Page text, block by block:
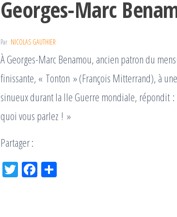
Georges-Marc
Par NICOLAS GAUTHIER
À Georges-Marc Benamou, ancien patron du
finissante, « Tonton » (François Mitterrand), à
sinueux durant la IIe Guerre mondiale, répondit :
quoi vous parlez ! »
Partager :
Tw Fac